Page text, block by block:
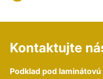
Kontaktujte
Podklad pod